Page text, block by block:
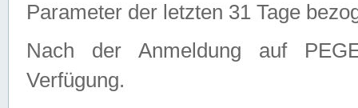
Parameter der letzten 31 Tage
Nach der Anmeldung auf
Verfügung.